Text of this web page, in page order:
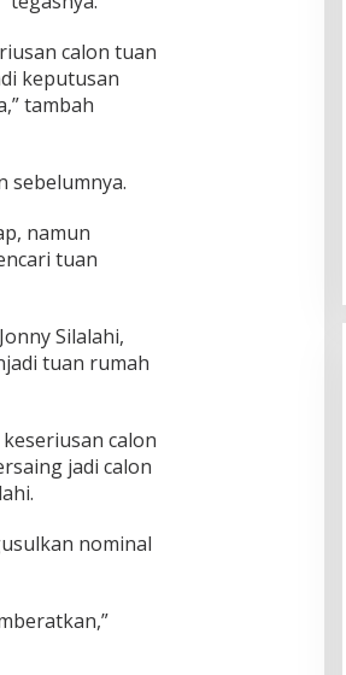
calon tuan
keputusan
tambah
sebelumnya.
namun
tuan
Silalahi,
tuan rumah
calon
jadi calon
nominal